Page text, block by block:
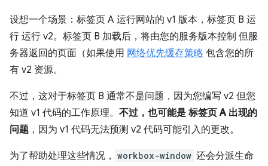
设想一个场景：标签页 A 运行网站的 v1 版本，标签页 B 运
行 运行 v2。标签页 B 加载后，将由您的服务版本控制 但服
务器返回的页面（如果使用 网络优先缓存策略 包含您的所
有 v2 资源。
不过，这对于标签页 B 通常不是问题，因为您编写 v2 但您
知道 v1 代码的工作原理。 不过，也可能是 标签页 A 出现的
问题 ，因为 v1 代码无法预测 v2 代码可能引入的更改。
为了帮助处理这些情况， workbox-window 还会分派生命